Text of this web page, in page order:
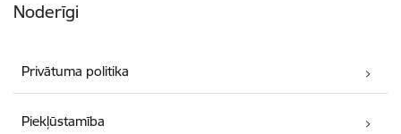
Noderīgi
Privātuma politika
Piekļūstamība